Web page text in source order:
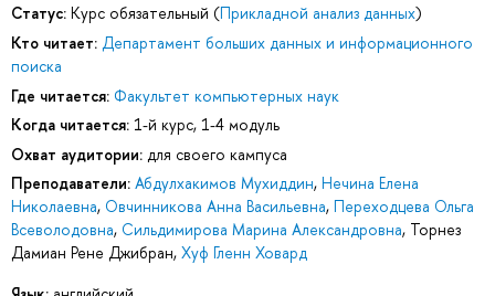
Статус: Курс обязательный (Прикладной анализ данных)
Кто читает: Департамент больших данных и информационного
поиска
Где читается: Факультет компьютерных наук
Когда читается: 1-й курс, 1-4 модуль
Охват аудитории: для своего кампуса
Преподаватели: Абдулхакимов Мухиддин, Нечина Елена
Николаевна, Овчинникова Анна Васильевна, Переходцева Ольга
Всеволодовна, Сильдимирова Марина Александровна, Торнез
Дамиан Рене Джибран, Хуф Гленн Ховард